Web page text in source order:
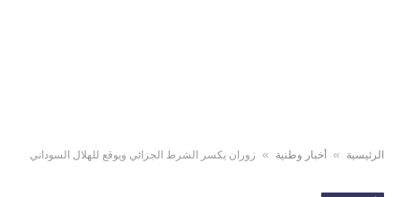
الرئيسية » أخبار وطنية » زوران يكسر الشرط الجزائي ويوقع للهلال السوداني